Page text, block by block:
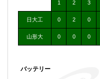
1 2 3
日大工 0 2 0
山形大 0 0 0
バッテリー